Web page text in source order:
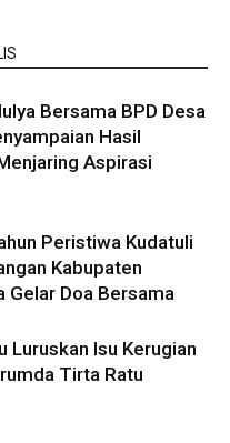
Bersama BPD Desa
Hasil
Aspirasi
Peristiwa Kudatuli
Kabupaten
Gelar Doa Bersama
Luruskan Isu Kerugian
Tirta Ratu